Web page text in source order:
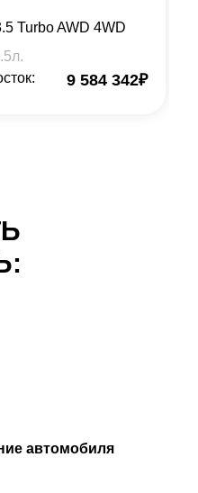
Turbo AWD 4WD
л.
9 584 342₽
автомобиля